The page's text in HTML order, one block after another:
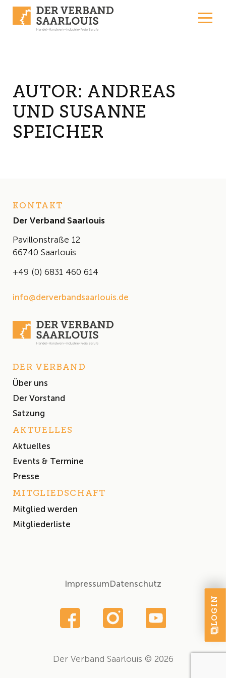
AUTOR: ANDREAS
UND SUSANNE
SPEICHER
KONTAKT
Der Verband Saarlouis
Pavillonstraße 12
66740 Saarlouis
+49 (0) 6831 460 614
info@derverbandsaarlouis.de
DER VERBAND
Über uns
Der Vorstand
Satzung
AKTUELLES
Aktuelles
Events & Termine
Presse
MITGLIEDSCHAFT
Mitglied werden
Mitgliederliste
ImpressumDatenschutz
Der Verband Saarlouis © 2026
LOGIN